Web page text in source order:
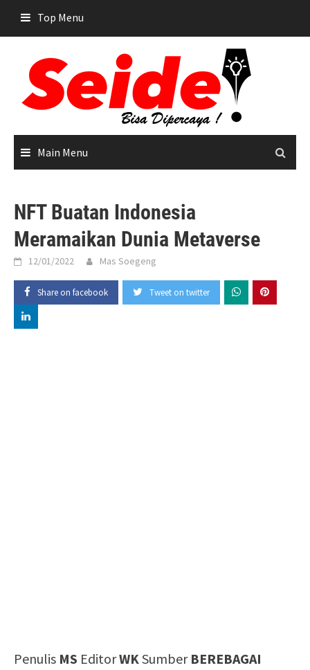
content
Top Menu
Main Menu
NFT Buatan Indonesia
Meramaikan Dunia Metaverse
12/01/2022 Mas Soegeng
Share on facebook Tweet on twitter
Penulis MS EditorWKSumber BEREBAGAI